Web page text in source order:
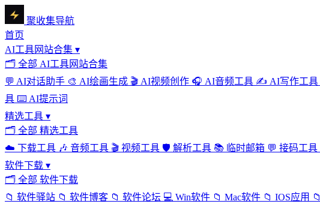
聚收集导航
首页
AI工具网站合集 ▾
🗂 全部 AI工具网站合集
💬 AI对话助手 🎨 AI绘画生成 🎬 AI视频创作 🎧 AI音频工具 ✍️ AI写作工具
具 ⌨️ AI提示词
精选工具 ▾
🗂 全部 精选工具
☁️ 下载工具 🎶 音频工具 🎬 视频工具 🛡️ 解析工具 📚 临时邮箱 💬 接码工具
软件下载 ▾
🗂 全部 软件下载
📁 软件驿站 📁 软件博客 📁 软件论坛 💻 Win软件 📁 Mac软件 📁 IOS应用 📁